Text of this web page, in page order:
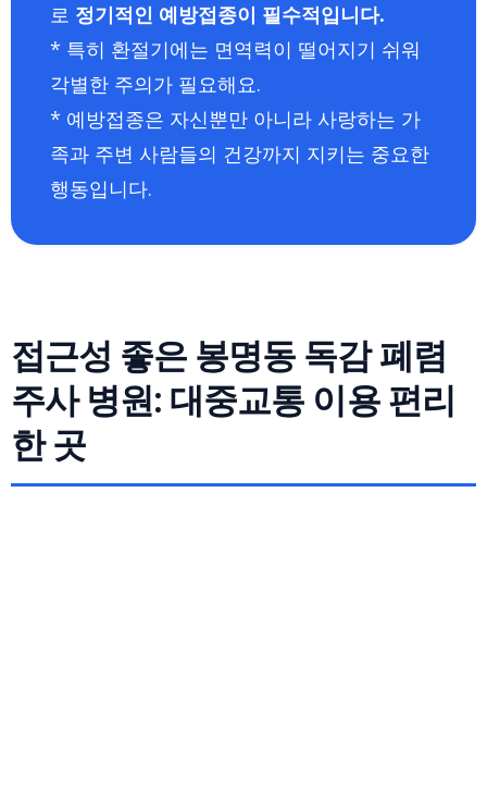
로 정기적인 예방접종이 필수적입니다.
* 특히 환절기에는 면역력이 떨어지기 쉬워
각별한 주의가 필요해요.
* 예방접종은 자신뿐만 아니라 사랑하는 가
족과 주변 사람들의 건강까지 지키는 중요한
행동입니다.
접근성 좋은 봉명동 독감 폐렴
주사 병원: 대중교통 이용 편리
한 곳